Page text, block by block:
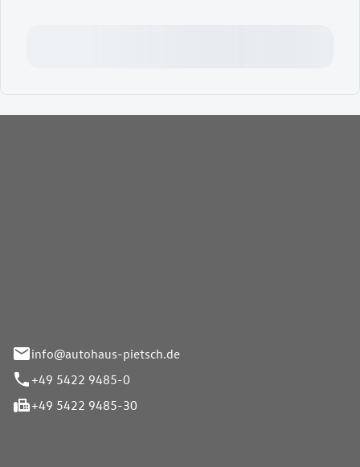
info@autohaus-pietsch.de
+49 5422 9485-0
+49 5422 9485-30